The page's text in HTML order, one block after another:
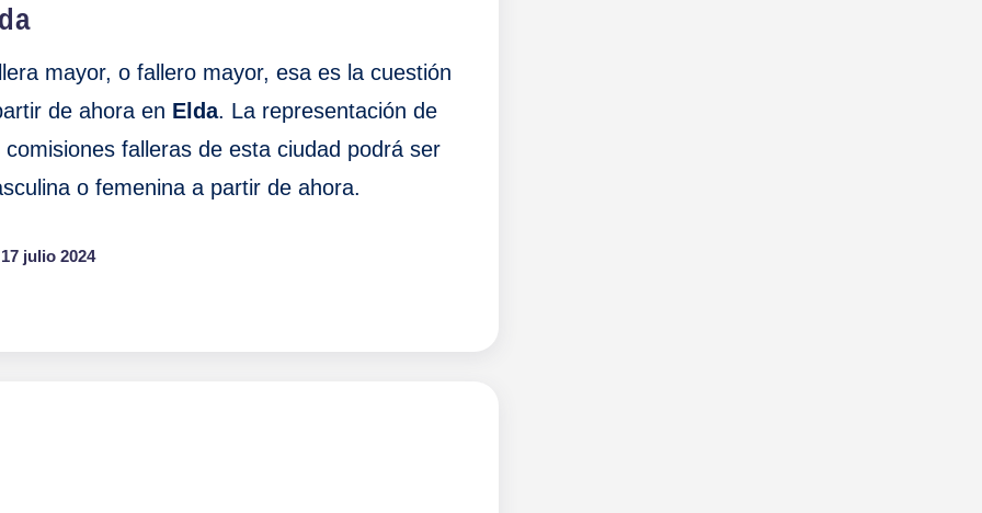
mayor, o fallero mayor, esa es la cuestión
de ahora en Elda. La representación de
comisiones falleras de esta ciudad podrá ser
o femenina a partir de ahora.
17 julio 2024